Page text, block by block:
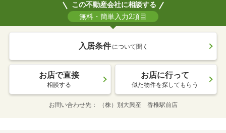
この不動産会社に相談する
無料・簡単入力2項目
入居条件 について聞く
お店で直接
相談する
お店に行って
似た物件を探してもらう
お問い合わせ先 （株）別大興産 香椎駅前店